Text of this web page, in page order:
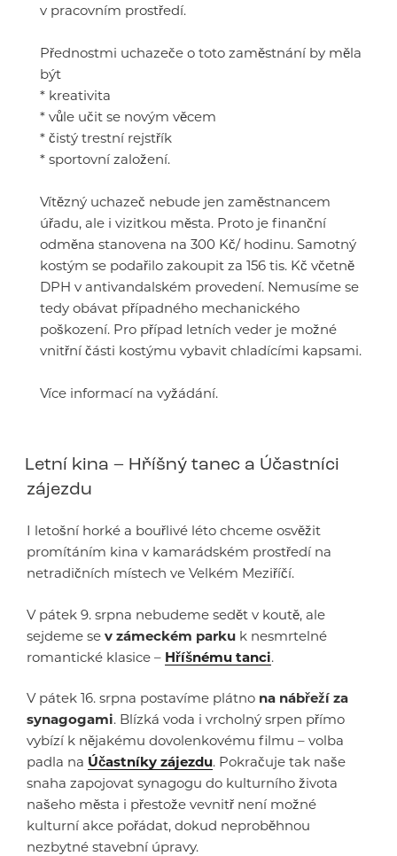
v pracovním prostředí.
Přednostmi uchazeče o toto zaměstnání by měla
být
* kreativita
* vůle učit se novým věcem
* čistý trestní rejstřík
* sportovní založení.
Vítězný uchazeč nebude jen zaměstnancem
úřadu, ale i vizitkou města. Proto je finanční
odměna stanovena na 300 Kč/ hodinu. Samotný
kostým se podařilo zakoupit za 156 tis. Kč včetně
DPH v antivandalském provedení. Nemusíme se
tedy obávat případného mechanického
poškození. Pro případ letních veder je možné
vnitřní části kostýmu vybavit chladícími kapsami.
Více informací na vyžádání.
Letní kina – Hříšný tanec a Účastníci
zájezdu
I letošní horké a bouřlivé léto chceme osvěžit
promítáním kina v kamarádském prostředí na
netradičních místech ve Velkém Meziříčí.
V pátek 9. srpna nebudeme sedět v koutě, ale
sejdeme se v zámeckém parku k nesmrtelné
romantické klasice – Hříšnému tanci.
V pátek 16. srpna postavíme plátno na nábřeží za
synagogami. Blízká voda i vrcholný srpen přímo
vybízí k nějakému dovolenkovému filmu – volba
padla na Účastníky zájezdu. Pokračuje tak naše
snaha zapojovat synagogu do kulturního života
našeho města i přestože vevnitř není možné
kulturní akce pořádat, dokud neproběhnou
nezbytné stavební úpravy.